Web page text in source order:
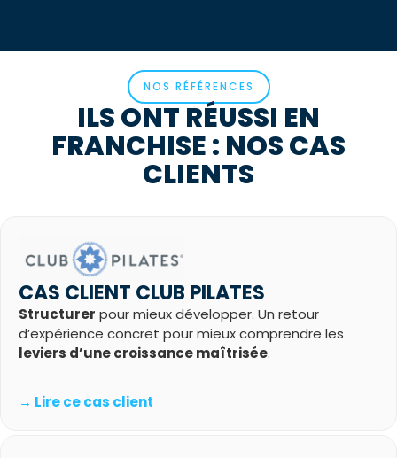
NOS RÉFÉRENCES
ILS ONT RÉUSSI EN
FRANCHISE : NOS CAS
CLIENTS
CAS CLIENT CLUB PILATES
Structurer pour mieux développer. Un retour
d’expérience concret pour mieux comprendre les
leviers d’une croissance maîtrisée.
→ Lire ce cas client